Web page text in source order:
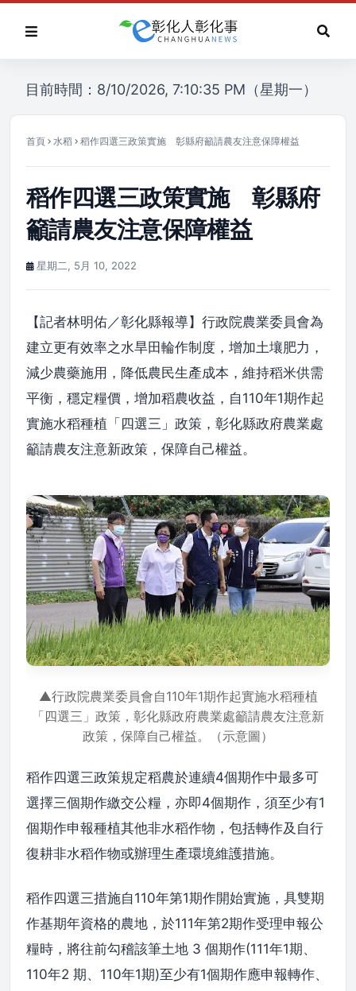
目前時間：8/10/2026, 7:10:35 PM（星期一）
首頁 水稻 稻作四選三政策實施 彰縣府籲請農友注意保障權益
稻作四選三政策實施 彰縣府
籲請農友注意保障權益
星期二, 5月 10, 2022
【記者林明佑／彰化縣報導】行政院農業委員會為
建立更有效率之水旱田輪作制度，增加土壤肥力，
減少農藥施用，降低農民生產成本，維持稻米供需
平衡，穩定糧價，增加稻農收益，自110年1期作起
實施水稻種植「四選三」政策，彰化縣政府農業處
籲請農友注意新政策，保障自己權益。
▲行政院農業委員會自110年1期作起實施水稻種植
「四選三」政策，彰化縣政府農業處籲請農友注意新
政策，保障自己權益。（示意圖）
稻作四選三政策規定稻農於連續4個期作中最多可
選擇三個期作繳交公糧，亦即4個期作，須至少有1
個期作申報種植其他非水稻作物，包括轉作及自行
復耕非水稻作物或辦理生產環境維護措施。
稻作四選三措施自110年第1期作開始實施，具雙期
作基期年資格的農地，於111年第2期作受理申報公
糧時，將往前勾稽該筆土地 3 個期作(111年1期、
110年2 期、110年1期)至少有1個期作應申報轉作、